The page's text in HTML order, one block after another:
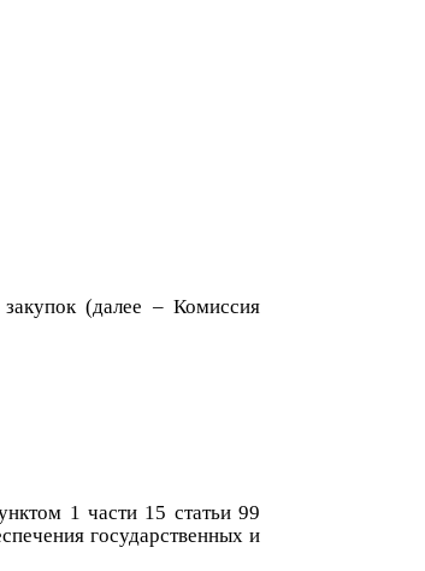
(далее – Комиссия
1 части 15 статьи 99
государственных и